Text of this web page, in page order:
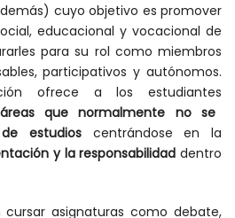
cuyo objetivo es promover
educacional y vocacional de
para su rol como miembros
participativos y autónomos.
ofrece a los estudiantes
que normalmente no se
estudioscentrándose en la
y la responsabilidad dentro
cursar asignaturas como debate,